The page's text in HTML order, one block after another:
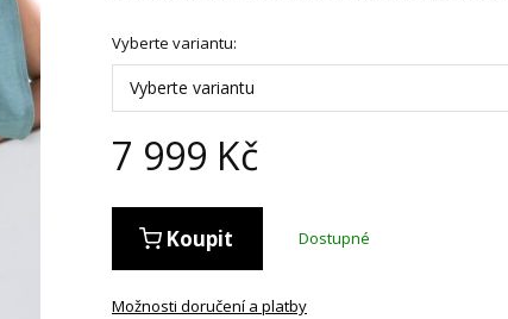
Vyberte variantu:
Vyberte variantu
7 999 Kč
Koupit Dostupné
Možnosti doručení a platby